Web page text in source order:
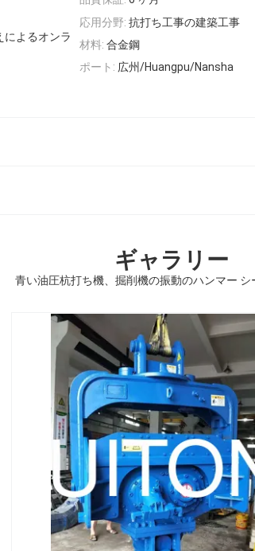
によるオンラ
応用分野: 抗打ち工事の建築工事
材料: 合金鋼
ポート: 広州/Huangpu/Nansha
ギャラリー
青い油圧杭打ち機、掘削機の振動のハンマー シ